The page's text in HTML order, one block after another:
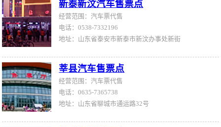
新泰新汶汽车售票点
经营范围：汽车票代售
电话：0538-7332196
地址：山东省泰安市新泰市新汶办事处新街
莘县汽车售票点
经营范围：汽车票代售
电话：0635-7365738
地址：山东省聊城市通运路32号